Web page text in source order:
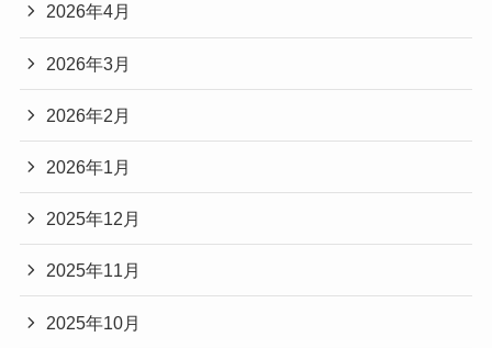
2026年4月
2026年3月
2026年2月
2026年1月
2025年12月
2025年11月
2025年10月